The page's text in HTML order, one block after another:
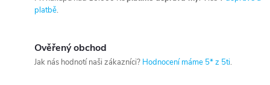
platbě.
Ověřený obchod
Jak nás hodnotí naši zákazníci? Hodnocení máme 5* z 5ti.